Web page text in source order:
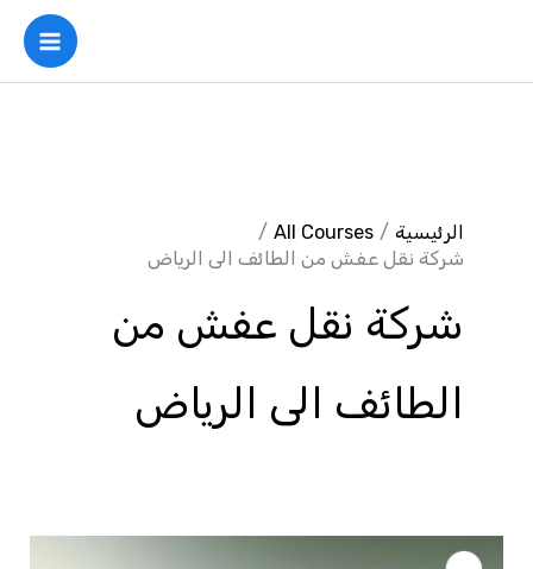
المحتوى
الرئيسية
All Courses
شركة نقل عفش من الطائف الى الرياض
شركة نقل عفش من
الطائف الى الرياض
شركة